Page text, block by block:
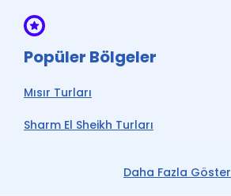
Daha Fazla Göster
Popüler Bölgeler
Mısır Turları
Sharm El Sheikh Turları